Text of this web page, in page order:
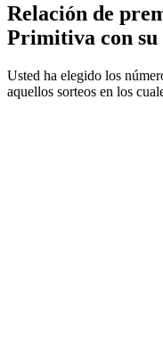
Relación de
Primitiva con su
Usted ha elegido los
aquellos sorteos en los